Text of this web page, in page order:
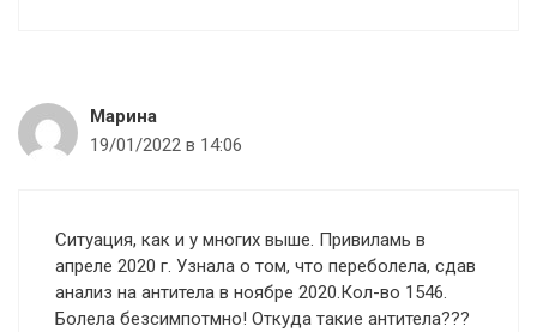
Марина
19/01/2022 в 14:06
Ситуация, как и у многих выше. Привиламь в
апреле 2020 г. Узнала о том, что переболела, сдав
анализ на антитела в ноябре 2020.Кол-во 1546.
Болела безсимпотмно! Откуда такие антитела???